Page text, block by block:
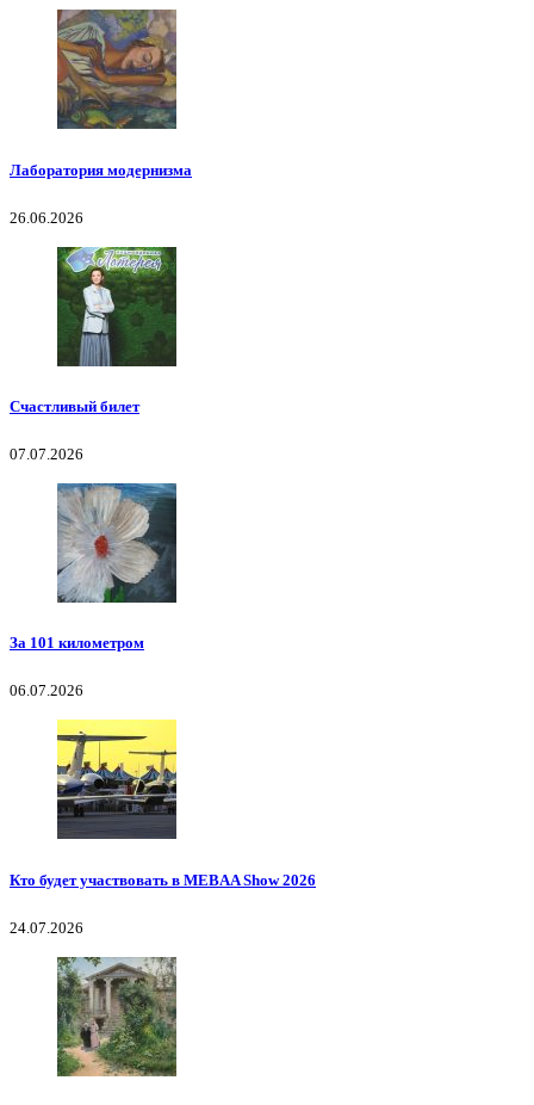
Лаборатория модернизма
26.06.2026
Счастливый билет
07.07.2026
За 101 километром
06.07.2026
Кто будет участвовать в MEBAA Show 2026
24.07.2026